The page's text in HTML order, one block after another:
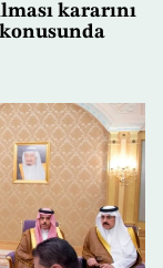
kararını